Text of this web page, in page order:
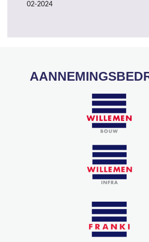
02-2024